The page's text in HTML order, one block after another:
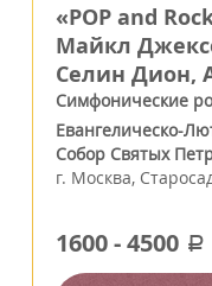
«POP and
Майкл
Селин Дион,
Симфонические
Евангелическо-
Собор Святых
г. Москва,
1600-4500 a